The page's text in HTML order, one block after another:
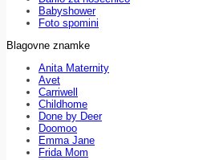
Babyshower
Foto spomini
Blagovne znamke
Anita Maternity
Avet
Carriwell
Childhome
Done by Deer
Doomoo
Emma Jane
Frida Mom